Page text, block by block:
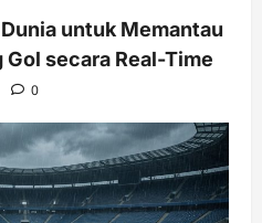
untuk Memantau
secara Real-Time
0